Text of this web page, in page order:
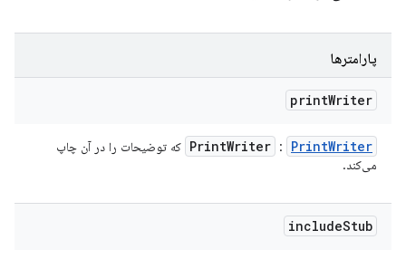
پارامترها
printWriter
PrintWriter : PrintWriter
که توضیحات را در آن چاپ
می‌کند.
includeStub